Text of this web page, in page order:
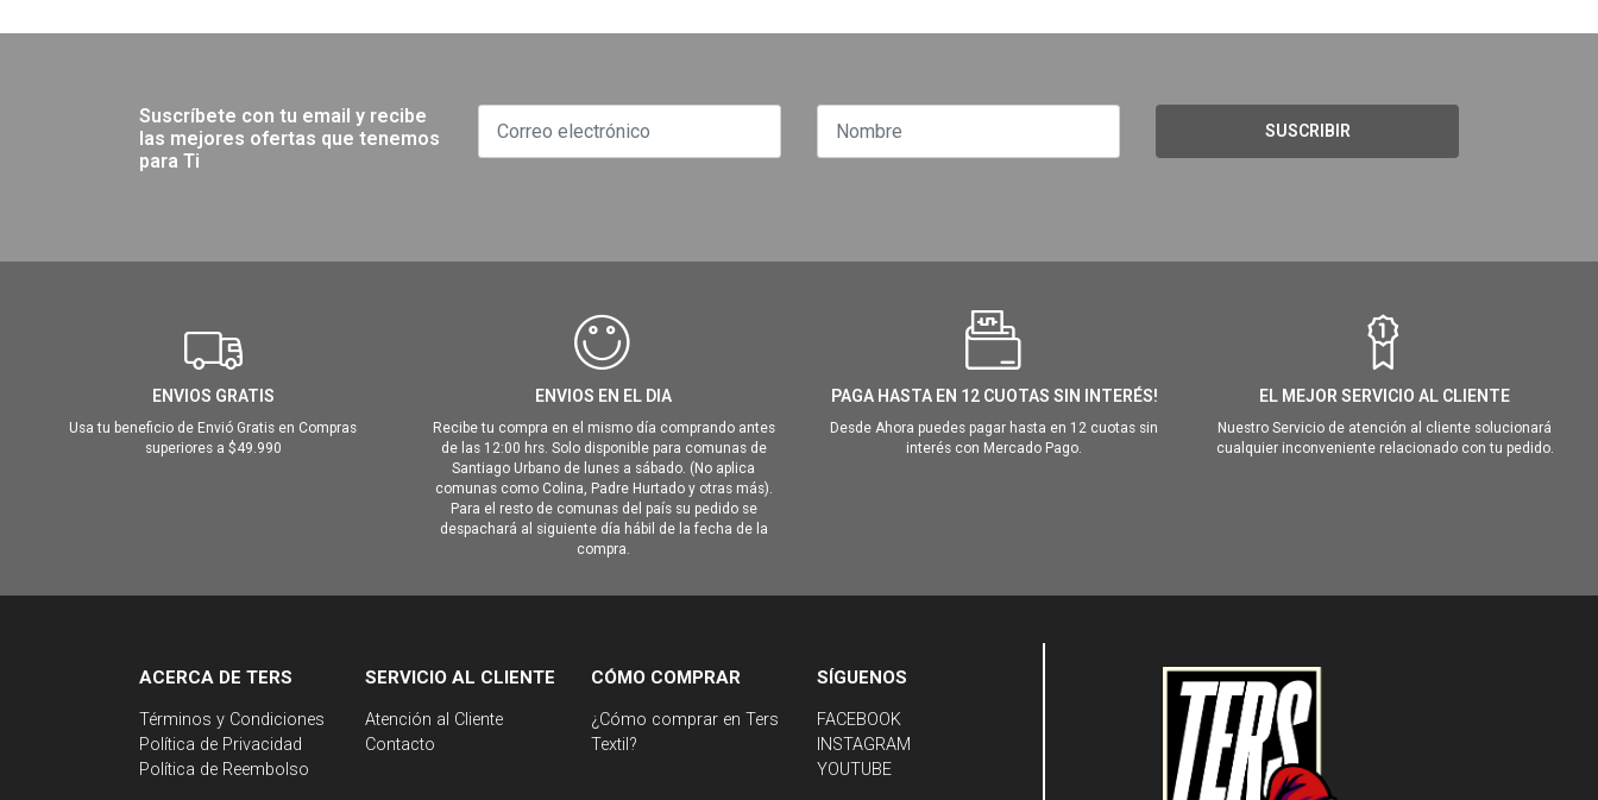
Suscríbete con tu email y recibe
las mejores ofertas que tenemos
para Ti
SUSCRIBIR
ENVIOS GRATIS
Usa tu beneficio de Envió Gratis en Compras
superiores a $49.990
ENVIOS EN EL DIA
Recibe tu compra en el mismo día comprando antes
de las 12:00 hrs. Solo disponible para comunas de
Santiago Urbano de lunes a sábado. (No aplica
comunas como Colina, Padre Hurtado y otras más).
Para el resto de comunas del país su pedido se
despachará al siguiente día hábil de la fecha de la
compra.
PAGA HASTA EN 12 CUOTAS SIN INTERÉS!
Desde Ahora puedes pagar hasta en 12 cuotas sin
interés con Mercado Pago.
EL MEJOR SERVICIO AL CLIENTE
Nuestro Servicio de atención al cliente solucionará
cualquier inconveniente relacionado con tu pedido.
ACERCA DE TERS
Términos y Condiciones
Política de Privacidad
Política de Reembolso
SERVICIO AL CLIENTE
Atención al Cliente
Contacto
CÓMO COMPRAR
¿Cómo comprar en Ters
Textil?
SÍGUENOS
FACEBOOK
INSTAGRAM
YOUTUBE